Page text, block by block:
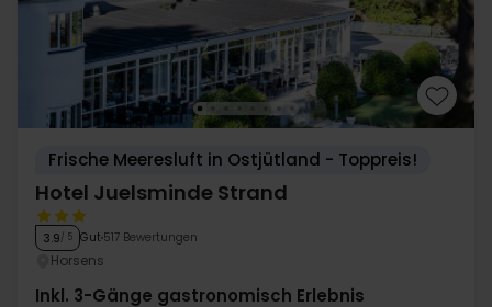
Frische Meeresluft in Ostjütland - Toppreis!
Hotel Juelsminde Strand
3.9/ 5 Gut 517 Bewertungen
Horsens
Inkl. 3-Gänge gastronomisch Erlebnis